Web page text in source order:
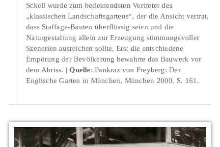
Sckell wurde zum bedeutendsten Vertreter des
„klassischen Landschaftsgartens“, der die Ansicht vertrat,
dass Staffage-Bauten überflüssig seien und die
Naturgestaltung allein zur Erzeugung stimmungsvoller
Szenerien ausreichen sollte. Erst die entschiedene
Empörung der Bevölkerung bewahrte das Bauwerk vor
dem Abriss.
Quelle: Pankraz von Freyberg: Der
Englische Garten in München, München 2000, S. 161.